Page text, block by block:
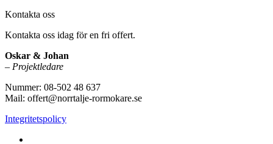
Kontakta oss
Kontakta oss idag för en fri offert.
Oskar & Johan
– Projektledare
Nummer: 08-502 48 637
Mail: offert@norrtalje-rormokare.se
Integritetspolicy